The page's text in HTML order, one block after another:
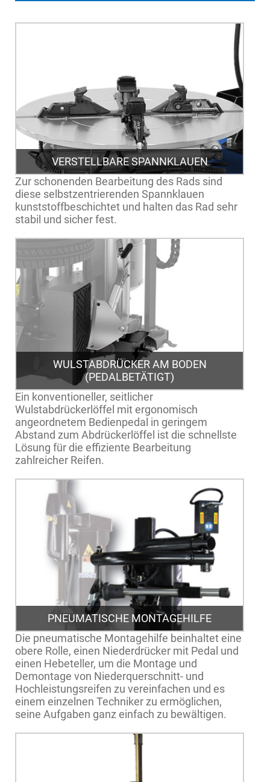
VERSTELLBARE SPANNKLAUEN
Zur schonenden Bearbeitung des Rads sind
diese selbstzentrierenden Spannklauen
kunststoffbeschichtet und halten das Rad sehr
stabil und sicher fest.
WULSTABDRÜCKER AM BODEN
(PEDALBETÄTIGT)
Ein konventioneller, seitlicher
Wulstabdrückerlöffel mit ergonomisch
angeordnetem Bedienpedal in geringem
Abstand zum Abdrückerlöffel ist die schnellste
Lösung für die effiziente Bearbeitung
zahlreicher Reifen.
PNEUMATISCHE MONTAGEHILFE
Die pneumatische Montagehilfe beinhaltet eine
obere Rolle, einen Niederdrücker mit Pedal und
einen Hebeteller, um die Montage und
Demontage von Niederquerschnitt- und
Hochleistungsreifen zu vereinfachen und es
einem einzelnen Techniker zu ermöglichen,
seine Aufgaben ganz einfach zu bewältigen.